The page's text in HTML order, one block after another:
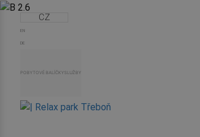
CZ
EN
DE
POBYTOVÉ BALÍČKY SLUŽBY